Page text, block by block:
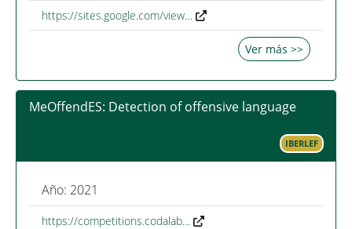
https://sites.google.com/view…
Ver más >>
MeOffendES: Detection of offensive language
IBERLEF
Año: 2021
https://competitions.codalab…